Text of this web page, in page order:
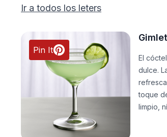
Ir a todos los leters
Pin It
Gimlet
El
dulce.
toque
limpio,